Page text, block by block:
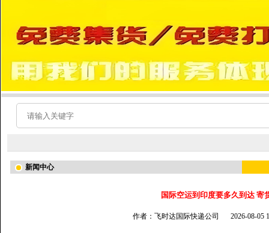
新闻中心
国际空运到印度要多久到达 寄
作者：飞时达国际快递公司 2026-08-05